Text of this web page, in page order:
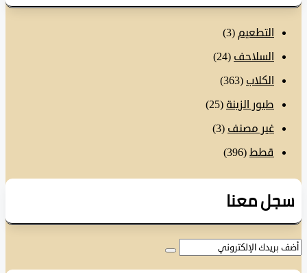
التطعيم(3)
السلاحف(24)
الكلاب(363)
طيور الزينة(25)
غير مصنف(3)
قطط (396)
معنا